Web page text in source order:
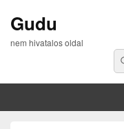
Gudu
nem hivatalos oldal